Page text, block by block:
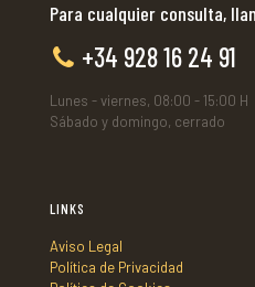
Para cualquier consulta,
+34 928 16 24 91
Lunes - viernes, 08:00 - 15:00 H
Sábado y domingo, cerrado
LINKS
Aviso Legal
Política de Privacidad